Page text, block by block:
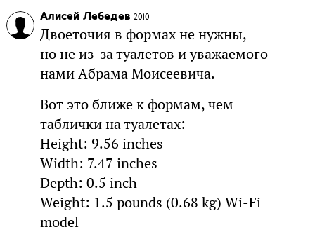
Алисей Лебедев 2010
Двоеточия в формах не нужны,
но не из-за туалетов и уважаемого
нами Абрама Моисеевича.
Вот это ближе к формам, чем
таблички на туалетах:
Height: 9.56 inches
Width: 7.47 inches
Depth: 0.5 inch
Weight: 1.5 pounds (0.68 kg) Wi-Fi
model